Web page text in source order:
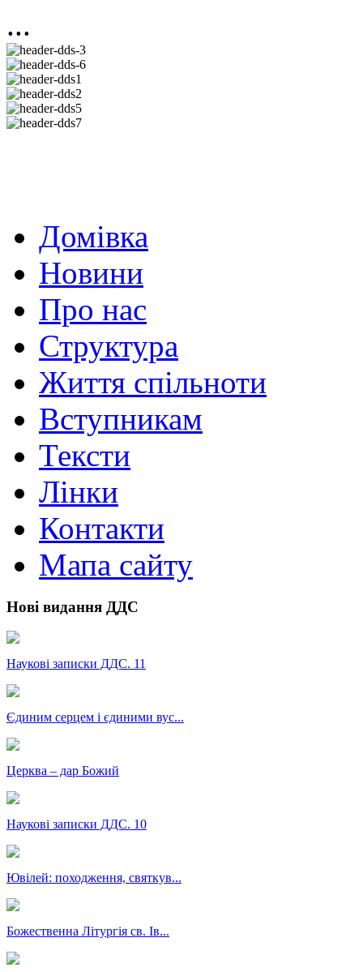
...
Домівка
Новини
Про нас
Структура
Життя спільноти
Вступникам
Тексти
Лінки
Контакти
Мапа сайту
Нові видання ДДС
Наукові записки ДДС. 11
Єдиним серцем і єдиними вус...
Церква – дар Божий
Наукові записки ДДС. 10
Ювілей: походження, святкув...
Божественна Літургія св. Ів...